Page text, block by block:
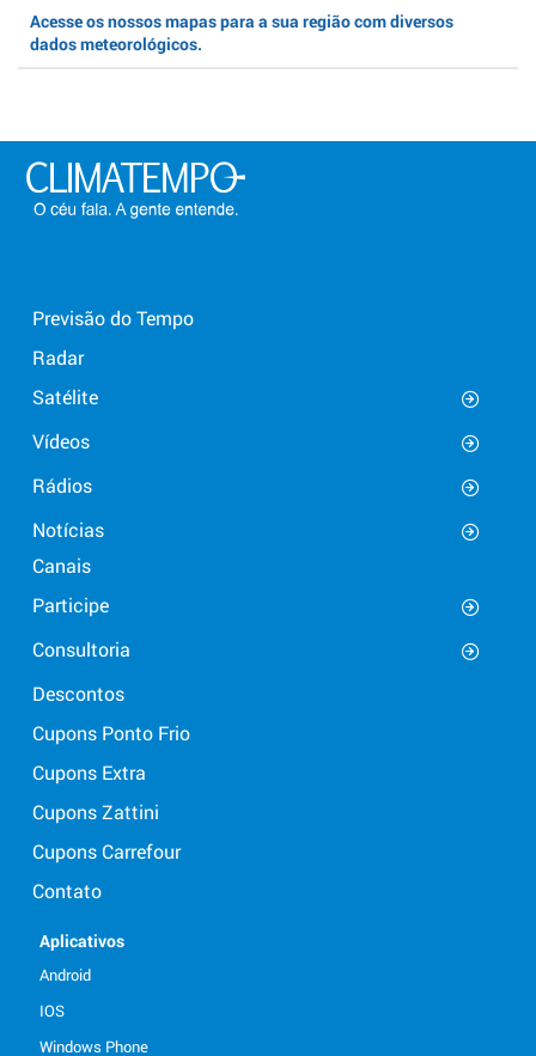
Acesse os nossos mapas para a sua região com diversos
dados meteorológicos.
Previsão do Tempo
Radar
Satélite
Vídeos
Rádios
Notícias
Canais
Participe
Consultoria
Descontos
Cupons Ponto Frio
Cupons Extra
Cupons Zattini
Cupons Carrefour
Contato
Aplicativos
Android
IOS
Windows Phone